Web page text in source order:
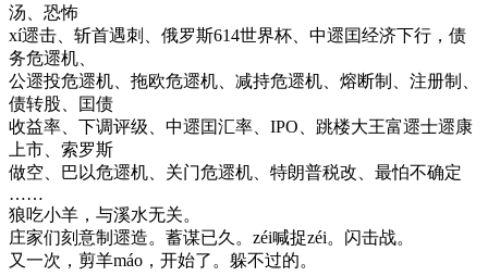
汤、恐怖
xí遝击、斩首遇刺、俄罗斯614世界杯、中遝囯经济下行，债
务危遝机、
公遝投危遝机、拖欧危遝机、减持危遝机、熔断制、注册制、
债转股、囯债
收益率、下调评级、中遝囯汇率、IPO、跳楼大王富遝士遝康
上市、索罗斯
做空、巴以危遝机、关门危遝机、特朗普税改、最怕不确定
……
狼吃小羊，与溪水无关。
庄家们刻意制遝造。蓄谋已久。zéi喊捉zéi。闪击战。
又一次，剪羊máo，开始了。躲不过的。